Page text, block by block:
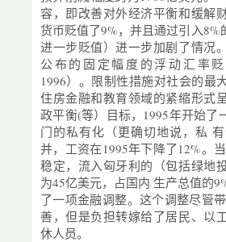
容，即改善对外经济平衡和缓解
货币贬值了9%，并且通过引入
进一步贬值）进一步加剧了情况
公布的固定幅度的浮动汇率贬
1996）。限制性措施对社会的最
住房金融和教育领域的紧缩形式
政平衡(等）目标，1995年开始了
门的私有化（更确切地说，私
并，工资在1995年下降了12%。
稳定，流入匈牙利的（包括绿地
为45亿美元，占国内 生产总值的
了一项金融调整。这个调整尽管
善，但是负担转嫁给了居民、以
休人员。